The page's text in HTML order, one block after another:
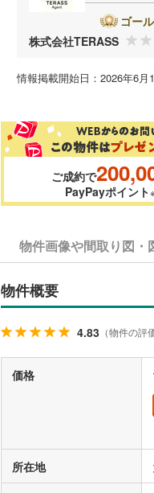
ゴー
株式会社TERASS
情報掲載開始日：2026年6
ご成約で
PayPayポイント
物件画像や間取り図・
物件概要
4.83 （物件の評
価格
所在地